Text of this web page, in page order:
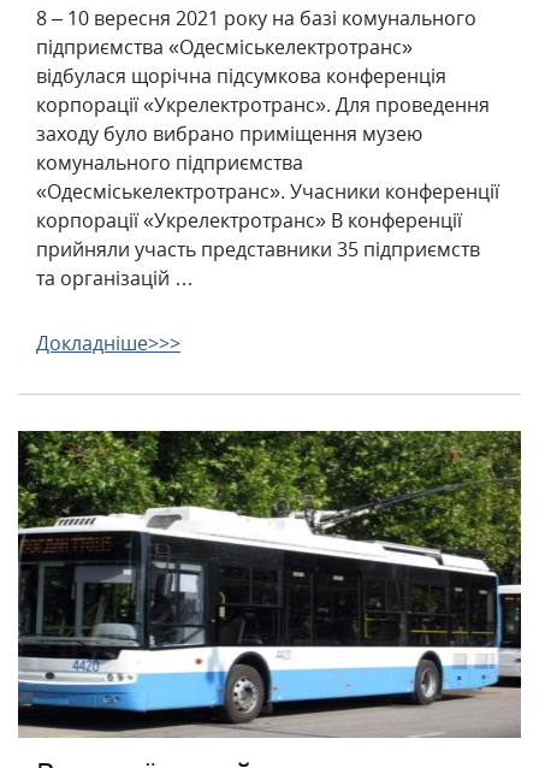
8 – 10 вересня 2021 року на базі комунального
підприємства «Одесміськелектротранс»
відбулася щорічна підсумкова конференція
корпорації «Укрелектротранс». Для проведення
заходу було вибрано приміщення музею
комунального підприємства
«Одесміськелектротранс». Учасники конференції
корпорації «Укрелектротранс» В конференції
прийняли участь представники 35 підприємств
та організацій …
Докладніше>>>